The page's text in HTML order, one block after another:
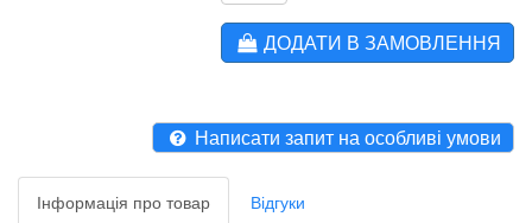
ДОДАТИ В ЗАМОВЛЕННЯ
Написати запит на особливі умови
Інформація про товар Відгуки